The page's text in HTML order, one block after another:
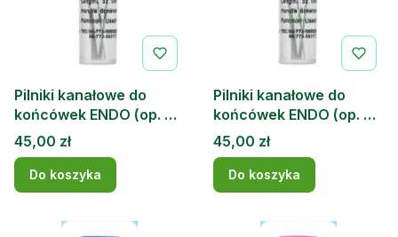
Pilniki kanałowe do
końcówek ENDO (op. 6
szt.) Woodpecker 40
Cena
45,00 zł
Do koszyka
Pilniki kanałowe do
końcówek ENDO (op. 6
szt.) Woodpecker 35
Cena
45,00 zł
Do koszyka